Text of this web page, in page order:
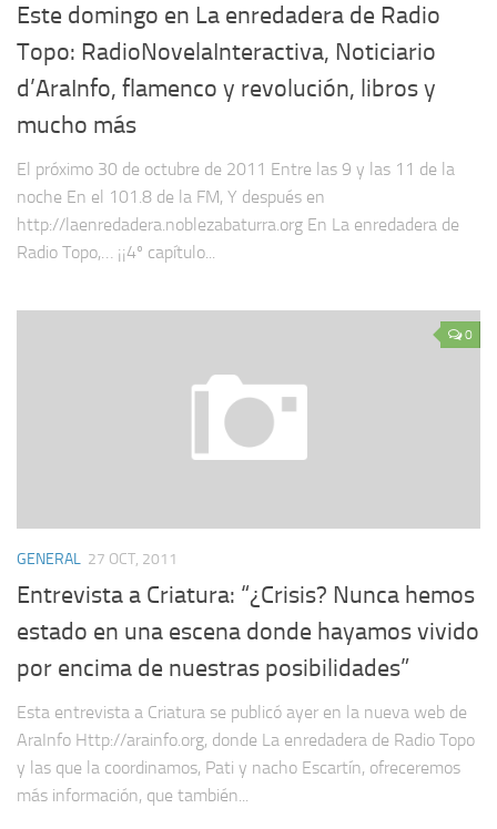
Este domingo en La enredadera de Radio
Topo: RadioNovelaInteractiva, Noticiario
d’AraInfo, flamenco y revolución, libros y
mucho más
El próximo 30 de octubre de 2011 Entre las 9 y las 11 de la
noche En el 101.8 de la FM, Y después en
http://laenredadera.noblezabaturra.org En La enredadera de
Radio Topo,… ¡¡4º capítulo...
0
GENERAL 27 OCT, 2011
Entrevista a Criatura: “¿Crisis? Nunca hemos
estado en una escena donde hayamos vivido
por encima de nuestras posibilidades”
Esta entrevista a Criatura se publicó ayer en la nueva web de
AraInfo Http://arainfo.org, donde La enredadera de Radio Topo
y las que la coordinamos, Pati y nacho Escartín, ofreceremos
más información, que también...